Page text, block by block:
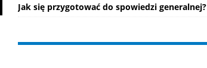
Jak się przygotować do spowiedzi generalnej?